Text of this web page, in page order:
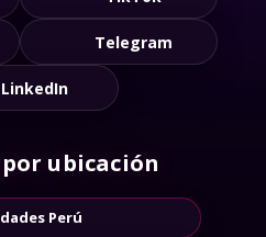
Telegram
LinkedIn
ubicación
Perú